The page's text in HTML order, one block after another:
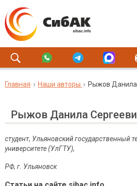
Главная Наши авторы Рыжов Данила
Рыжов Данила
студент, Ульяновский государственный
университете (УлГТУ),
РФ, г. Ульяновск